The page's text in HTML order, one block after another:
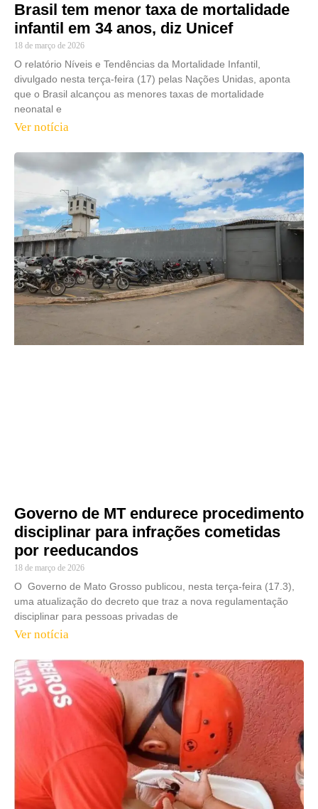
Brasil tem menor taxa de mortalidade
infantil em 34 anos, diz Unicef
18 de março de 2026
O relatório Níveis e Tendências da Mortalidade Infantil,
divulgado nesta terça-feira (17) pelas Nações Unidas, aponta
que o Brasil alcançou as menores taxas de mortalidade
neonatal e
Ver notícia
Governo de MT endurece procedimento
disciplinar para infrações cometidas
por reeducandos
18 de março de 2026
O Governo de Mato Grosso publicou, nesta terça-feira (17.3),
uma atualização do decreto que traz a nova regulamentação
disciplinar para pessoas privadas de
Ver notícia